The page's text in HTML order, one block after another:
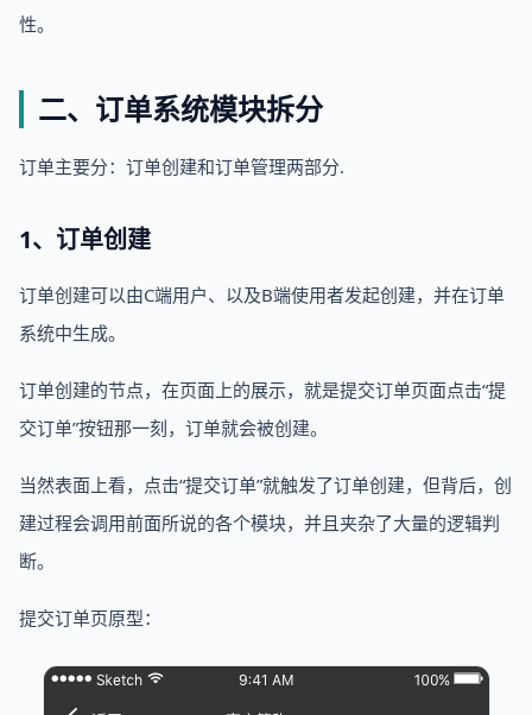
性。
二、订单系统模块拆分
订单主要分：订单创建和订单管理两部分.
1、订单创建
订单创建可以由C端用户、以及B端使用者发起创建，并在订单
系统中生成。
订单创建的节点，在页面上的展示，就是提交订单页面点击“提
交订单”按钮那一刻，订单就会被创建。
当然表面上看，点击“提交订单”就触发了订单创建，但背后，创
建过程会调用前面所说的各个模块，并且夹杂了大量的逻辑判
断。
提交订单页原型：